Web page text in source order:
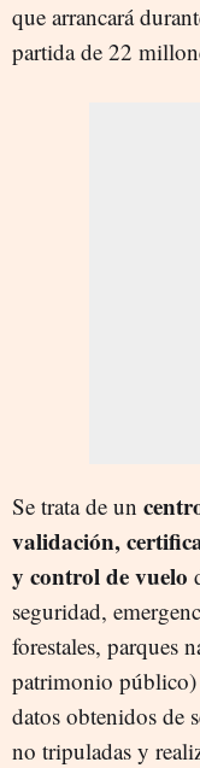
que arrancará
partida de 22
Se trata de un
validación,
y control de vuelo
seguridad,
forestales, parques
patrimonio público)
datos obtenidos de
no tripuladas y